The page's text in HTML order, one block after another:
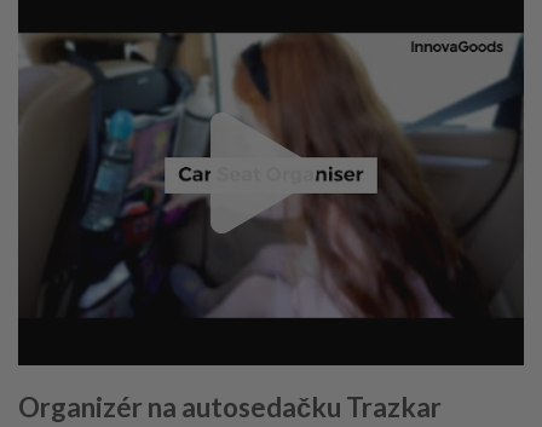
Organizér na autosedačku Trazkar